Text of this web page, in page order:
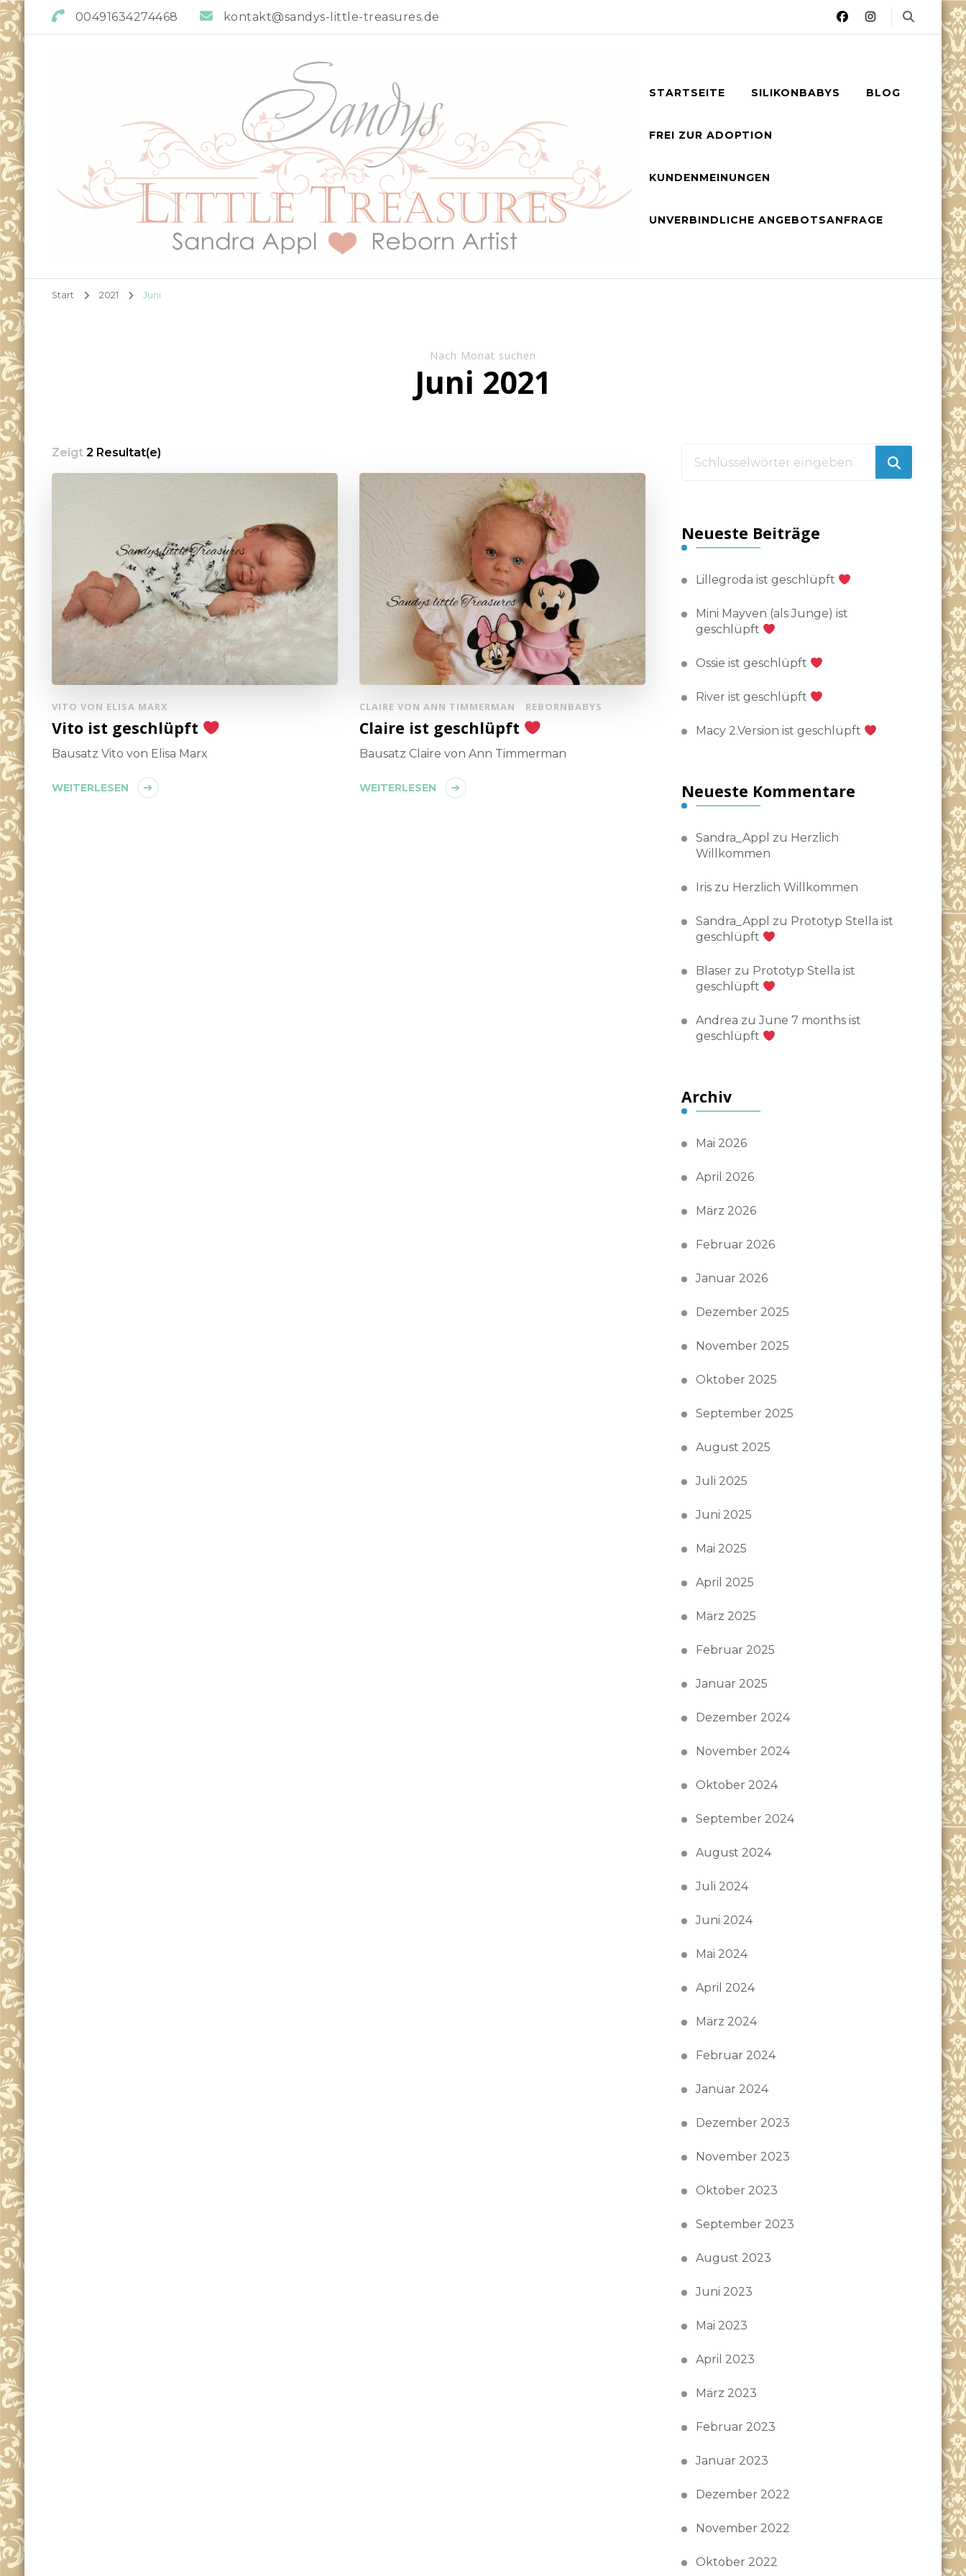
00491634274468 kontakt@sandys-little-treasures.de
STARTSEITE SILIKONBABYS BLOG
FREI ZUR ADOPTION
KUNDENMEINUNGEN
UNVERBINDLICHE ANGEBOTSANFRAGE
Start 2021 Juni
Nach Monat suchen
Juni 2021
Zeigt 2 Resultat(e)
VITO VON ELISA MARX
Vito ist geschlüpft
Bausatz Vito von Elisa Marx
WEITERLESEN
CLAIRE VON ANN TIMMERMAN REBORNBABYS
Claire ist geschlüpft
Bausatz Claire von Ann Timmerman
WEITERLESEN
du
Neueste Beiträge
Lillegroda ist geschlüpft
Mini Mayven (als Junge) ist
geschlüpft
Ossie ist geschlüpft
River ist geschlüpft
Macy 2.Version ist geschlüpft
Neueste Kommentare
Sandra_Appl zu Herzlich
Willkommen
Iris zu Herzlich Willkommen
Sandra_Appl zu Prototyp Stella ist
geschlüpft
Blaser zu Prototyp Stella ist
geschlüpft
Andrea zuJune 7 months ist
geschlüpft
Archiv
Mai 2026
April 2026
März 2026
Februar 2026
Januar 2026
Dezember 2025
November 2025
Oktober 2025
September 2025
August 2025
Juli 2025
Juni 2025
Mai 2025
April 2025
März 2025
Februar 2025
Januar 2025
Dezember 2024
November 2024
Oktober 2024
September 2024
August 2024
Juli 2024
Juni 2024
Mai 2024
April 2024
März 2024
Februar 2024
Januar 2024
Dezember 2023
November 2023
Oktober 2023
September 2023
August 2023
Juni 2023
Mai 2023
April 2023
März 2023
Februar 2023
Januar 2023
Dezember 2022
November 2022
Oktober 2022